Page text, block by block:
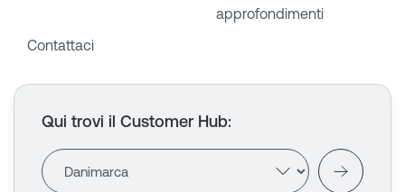
approfondimenti
Contattaci
Qui trovi il Customer Hub: